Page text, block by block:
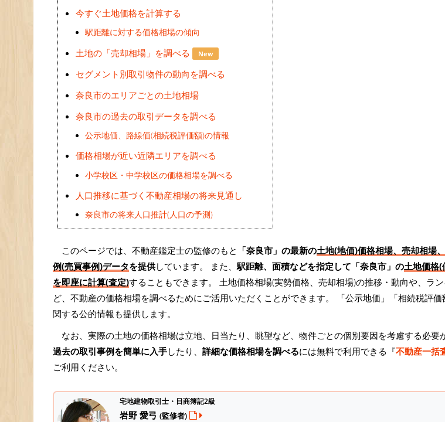
今すぐ土地価格を計算する
駅距離に対する価格相場の傾向
土地の「売却相場」を調べる New
セグメント別取引物件の動向を調べる
奈良市のエリアごとの土地相場
奈良市の過去の取引データを調べる
公示地価、路線価(相続税評価額)の情報
価格相場が近い近隣エリアを調べる
小学校区・中学校区の価格相場を調べる
人口推移に基づく不動産相場の将来見通し
奈良市の将来人口推計(人口の予測)
このページでは、不動産鑑定士の監修のもと 「奈良市」の最新の土地(地価)価格相場、売却相場
例(売買事例)データを提供しています。 また、 駅距離、面積などを指定して「奈良市」の土地価格
を即座に計算(査定)することもできます。 土地価格相場(実勢価格、売却相場)の推移・動向や、ラ
ど、不動産の価格相場を調べるためにご活用いただくことができます。
「公示地価」「相続税評
関する公的情報も提供します。
なお、実際の土地の価格相場は立地、日当たり、眺望など、物件ごとの個別要因を考慮する必要
過去の取引事例を簡単に入手したり、 詳細な価格相場を調べるには無料で利用できる『不動産一括
ご利用ください。
宅地建物取引士・日商簿記2級
岩野 愛弓 (監修者)